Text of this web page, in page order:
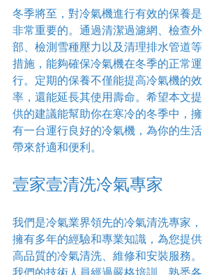
冬季將至，對冷氣機進行有效的保養是
非常重要的。通過清潔過濾網、檢查外
部、檢測雪種壓力以及清理排水管道等
措施，能夠確保冷氣機在冬季的正常運
行。定期的保養不僅能提高冷氣機的效
率，還能延長其使用壽命。希望本文提
供的建議能幫助你在寒冷的冬季中，擁
有一台運行良好的冷氣機，為你的生活
帶來舒適和便利。
壹家壹清洗冷氣專家
我們是冷氣業界領先的冷氣清洗專家，
擁有多年的經驗和專業知識，為您提供
高品質的冷氣清洗、維修和安裝服務。